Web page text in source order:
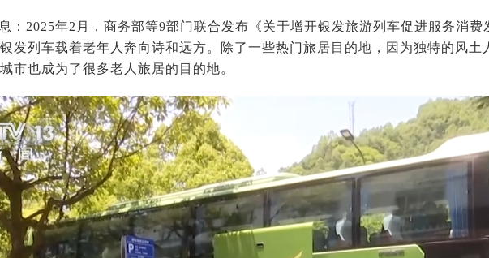
：2025年2月，商务部等9部门联合发布《关于增开银发旅游列车促进服务消费
发列车载着老年人奔向诗和远方。除了一些热门旅居目的地，因为独特的风土
市也成为了很多老人旅居的目的地。